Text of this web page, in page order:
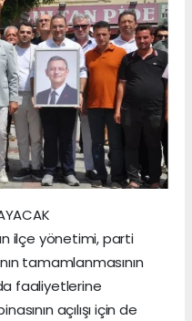
ilçe yönetimi, parti
tamamlanmasının
faaliyetlerine
açılışı için de